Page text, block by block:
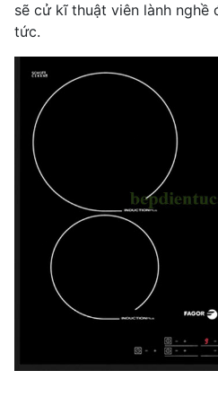
sẽ cử kĩ thuật viên lành nghề
tức.